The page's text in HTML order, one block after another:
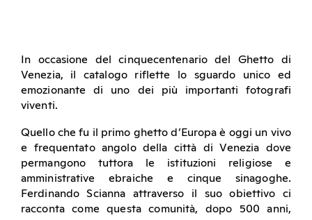
In occasione del cinquecentenario del Ghetto di
Venezia, il catalogo riflette lo sguardo unico ed
emozionante di uno dei più importanti fotografi
viventi.
Quello che fu il primo ghetto d’Europa è oggi un vivo
e frequentato angolo della città di Venezia dove
permangono tuttora le istituzioni religiose e
amministrative ebraiche e cinque sinagoghe.
Ferdinando Scianna attraverso il suo obiettivo ci
racconta come questa comunità, dopo 500 anni,